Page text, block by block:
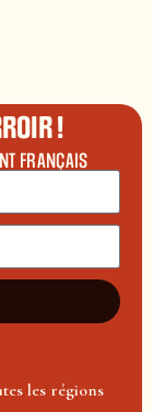
!
FRANÇAIS
les régions